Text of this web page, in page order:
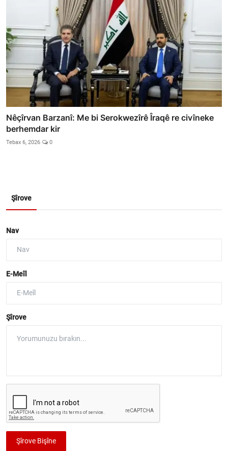
Nêçîrvan Barzanî: Me bi Serokwezîrê Îraqê re civîneke
berhemdar kir
Tebax 6, 2026 0
Şîrove
Nav
E-Meîl
Şîrove
Şîrove Bişîne